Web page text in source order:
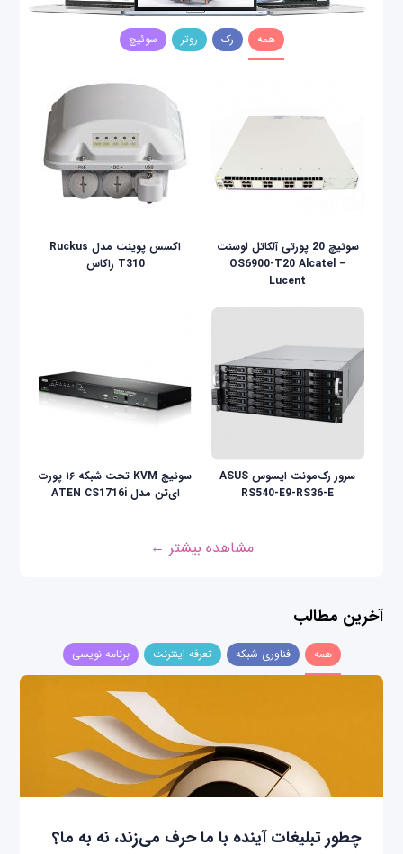
همه رک روتر سوئیچ
سوئیچ 20 پورتی آلکاتل لوسنت
OS6900-T20 Alcatel –
Lucent
اکسس پوینت مدل Ruckus
T310 راکاس
سرور رک‌مونت ایسوس ASUS
RS540-E9-RS36-E
سوئیچ KVM تحت شبکه ۱۶ پورت
ای‌تن مدل ATEN CS1716i
مشاهده بیشتر ←
آخرین مطالب
همه فناوری شبکه تعرفه اینترنت برنامه نویسی
چطور تبلیغات آینده با ما حرف می‌زند، نه به ما؟